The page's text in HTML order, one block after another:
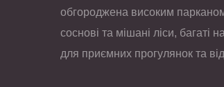
обгороджена високим
соснові та мішані ліси, багаті
для приємних прогулянок та